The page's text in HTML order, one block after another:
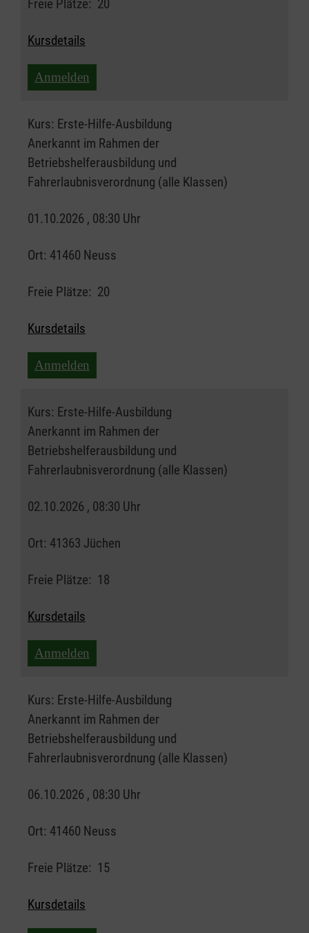
Freie Plätze: 20
Kursdetails
Anmelden
Kurs: Erste-Hilfe-Ausbildung
Anerkannt im Rahmen der
Betriebshelferausbildung und
Fahrerlaubnisverordnung (alle Klassen)
01.10.2026 , 08:30 Uhr
Ort: 41460 Neuss
Freie Plätze: 20
Kursdetails
Anmelden
Kurs: Erste-Hilfe-Ausbildung
Anerkannt im Rahmen der
Betriebshelferausbildung und
Fahrerlaubnisverordnung (alle Klassen)
02.10.2026 , 08:30 Uhr
Ort: 41363 Jüchen
Freie Plätze: 18
Kursdetails
Anmelden
Kurs: Erste-Hilfe-Ausbildung
Anerkannt im Rahmen der
Betriebshelferausbildung und
Fahrerlaubnisverordnung (alle Klassen)
06.10.2026 , 08:30 Uhr
Ort: 41460 Neuss
Freie Plätze: 15
Kursdetails